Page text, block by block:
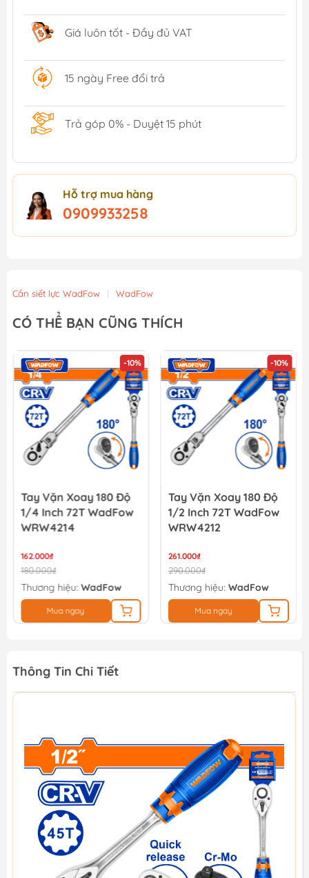
Giá luôn tốt - Đầy đủ VAT
15 ngày Free đổi trả
Trả góp 0% - Duyệt 15 phút
Hỗ trợ mua hàng
0909933258
Cần siết lực WadFow | WadFow
CÓ THỂ BẠN CŨNG THÍCH
-10%
Tay Vặn Xoay 180 Độ
1/4 Inch 72T WadFow
WRW4214
162.000₫
180.000₫
Thương hiệu: WadFow
Mua ngay
-10%
Tay Vặn Xoay 180 Độ
1/2 Inch 72T WadFow
WRW4212
261.000₫
290.000₫
Thương hiệu: WadFow
Mua ngay
Thông Tin Chi Tiết